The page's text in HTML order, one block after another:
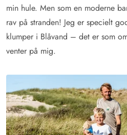
min hule. Men som en moderne
rav på stranden! Jeg er specielt
klumper i Blåvand – det er som
venter på mig.